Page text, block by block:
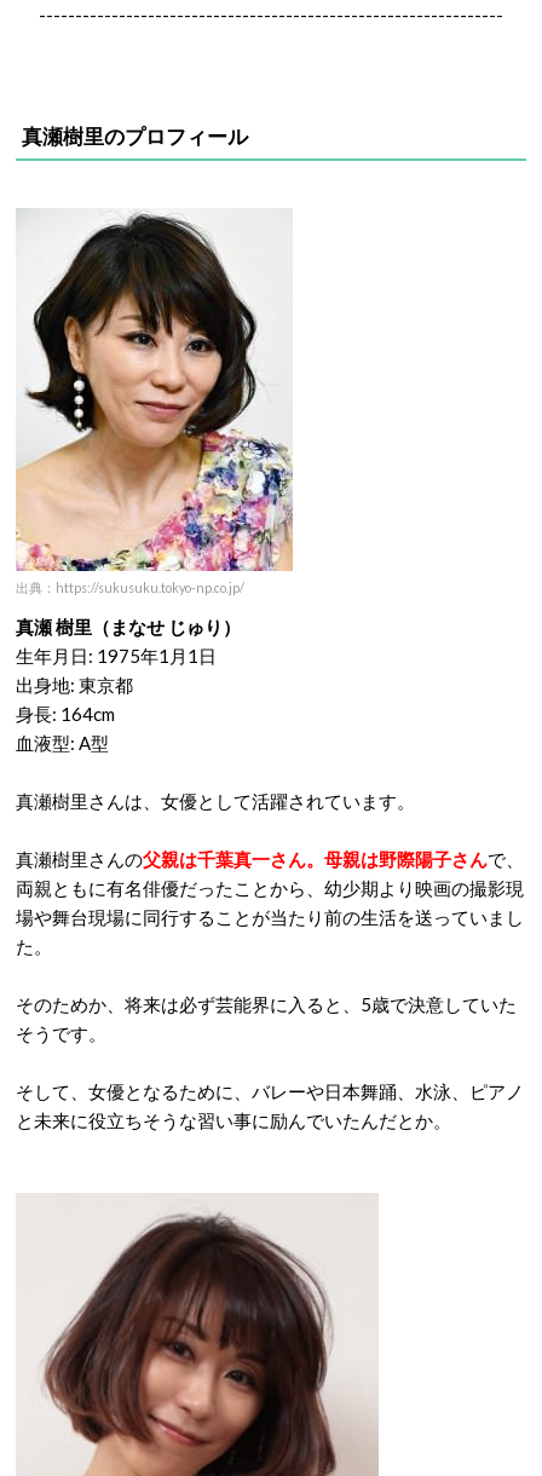
----------------------------------------------------------------
真瀬樹里のプロフィール
出典：https://sukusuku.tokyo-np.co.jp/
真瀬 樹里（まなせ じゅり）
生年月日: 1975年1月1日
出身地: 東京都
身長: 164cm
血液型: A型
真瀬樹里さんは、女優として活躍されています。
真瀬樹里さんの父親は千葉真一さん。母親は野際陽子さんで、
両親ともに有名俳優だったことから、幼少期より映画の撮影現
場や舞台現場に同行することが当たり前の生活を送っていまし
た。
そのためか、将来は必ず芸能界に入ると、5歳で決意していた
そうです。
そして、女優となるために、バレーや日本舞踊、水泳、ピアノ
と未来に役立ちそうな習い事に励んでいたんだとか。